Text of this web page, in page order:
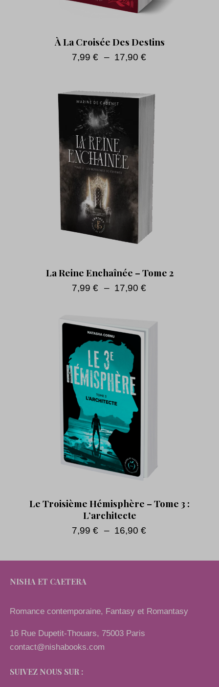
À La Croisée Des Destins
7,99 € – 17,90 €
La Reine Enchaînée – Tome 2
7,99 € – 17,90 €
Le Troisième Hémisphère – Tome 3 :
L’architecte
7,99 € – 16,90 €
NISHA ET CAETERA
Romance contemporaine, Fantasy et Romantasy
16 Rue Dupetit-Thouars, 75003 Paris
contact@nishabooks.com
SUIVEZ NOUS SUR :